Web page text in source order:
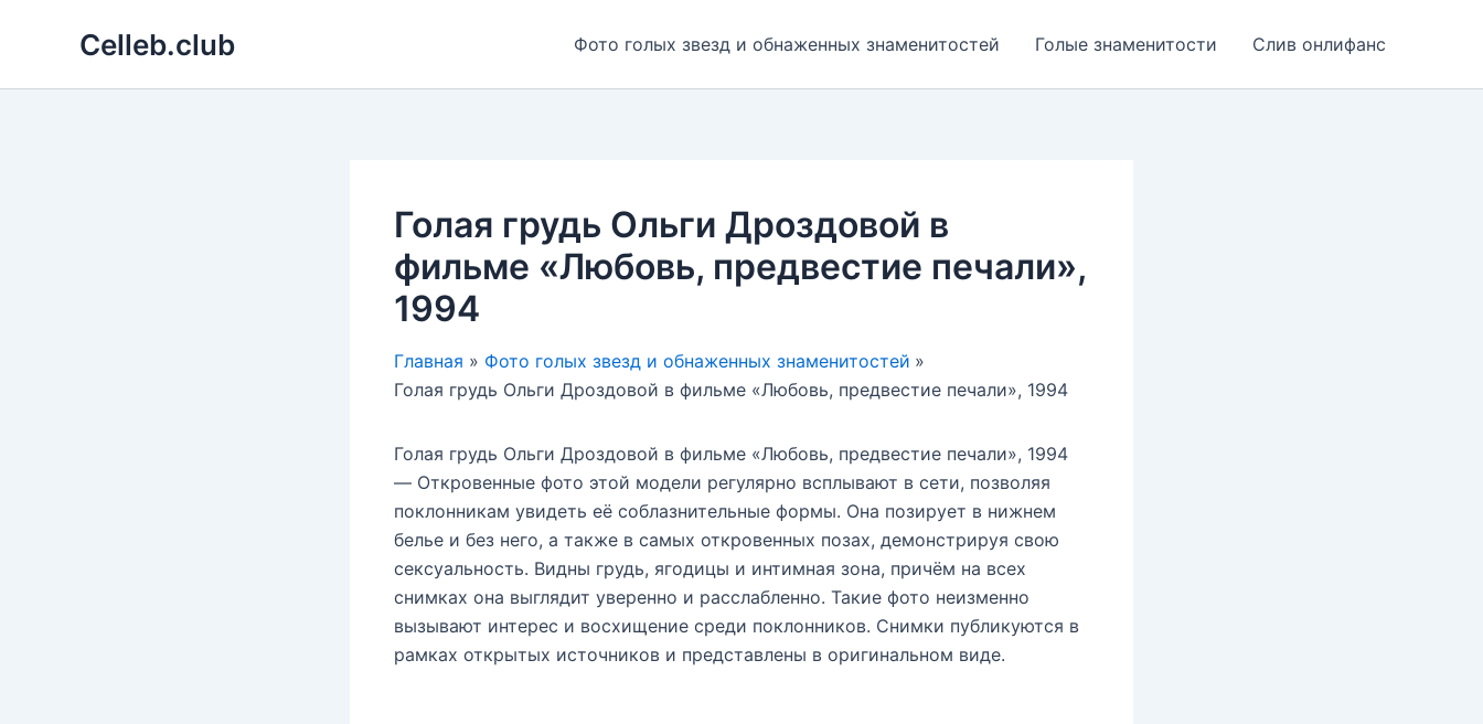
Celleb.club Фото голых звезд и обнаженных знаменитостей Голые знаменитости Слив онлифанс
Голая грудь Ольги Дроздовой в
фильме «Любовь, предвестие печали»,
1994
Главная
Фото голых звезд и обнаженных знаменитостей
Голая грудь Ольги Дроздовой в фильме «Любовь, предвестие печали», 1994
Голая грудь Ольги Дроздовой в фильме «Любовь, предвестие печали», 1994
— Откровенные фото этой модели регулярно всплывают в сети, позволяя
поклонникам увидеть её соблазнительные формы. Она позирует в нижнем
белье и без него, а также в самых откровенных позах, демонстрируя свою
сексуальность. Видны грудь, ягодицы и интимная зона, причём на всех
снимках она выглядит уверенно и расслабленно. Такие фото неизменно
вызывают интерес и восхищение среди поклонников. Снимки публикуются в
рамках открытых источников и представлены в оригинальном виде.